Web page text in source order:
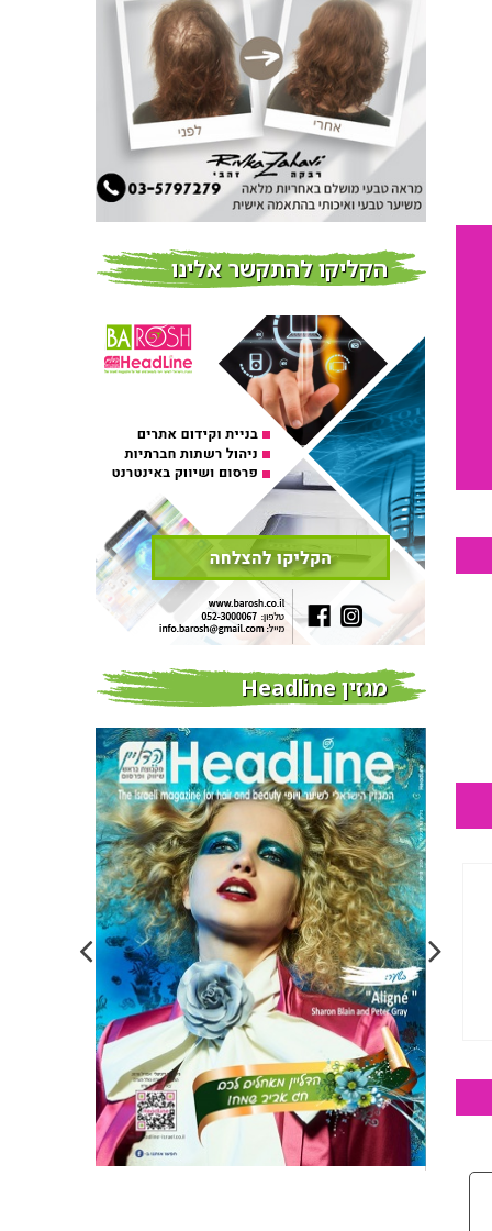
צמידי שיער – המומחים
לצמידי שיער ברמת השרון
חדשות
פרוברי PROBERRY מוצרי
שיער מבוססי גוג’י ברי
חדש על המדף
כובשת את השטח עם יום
הדרכה מוצלח נוסף
אירועים בארץ
הקליקו להתקשר אלינו
מגזין Headline